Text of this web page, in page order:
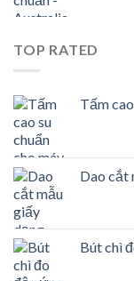
TOP RATED
Tấm
Dao cắt
Bút chì